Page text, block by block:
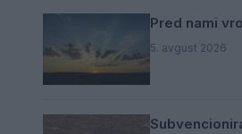
Pred nami
5. avgust 2026